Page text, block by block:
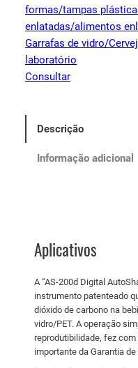
formas/tampas
enlatadas/alimentos
Garrafas de vidro/
laboratório
Consultar
Descrição
Informação adicional
Aplicativos
A “AS-200d Digital
instrumento patenteado
dióxido de carbono na
vidro/PET. A operação
reprodutibilidade, fez
importante da Garantia